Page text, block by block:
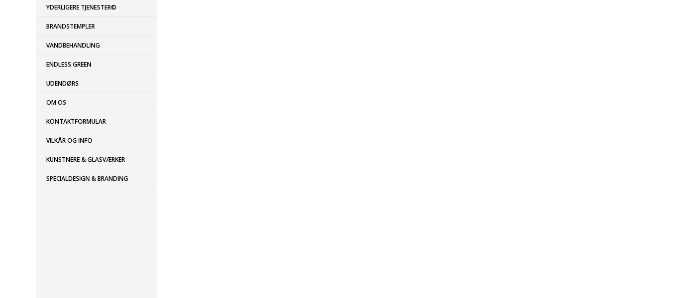
YDERLIGERE TJENESTER©
BRANDSTEMPLER
VANDBEHANDLING
ENDLESS GREEN
UDENDØRS
OM OS
KONTAKTFORMULAR
VILKÅR OG INFO
KUNSTNERE & GLASVÆRKER
SPECIALDESIGN & BRANDING